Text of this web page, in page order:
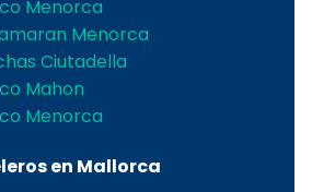
Menorca
Menorca
Ciutadella
Mahon
Menorca
en Mallorca